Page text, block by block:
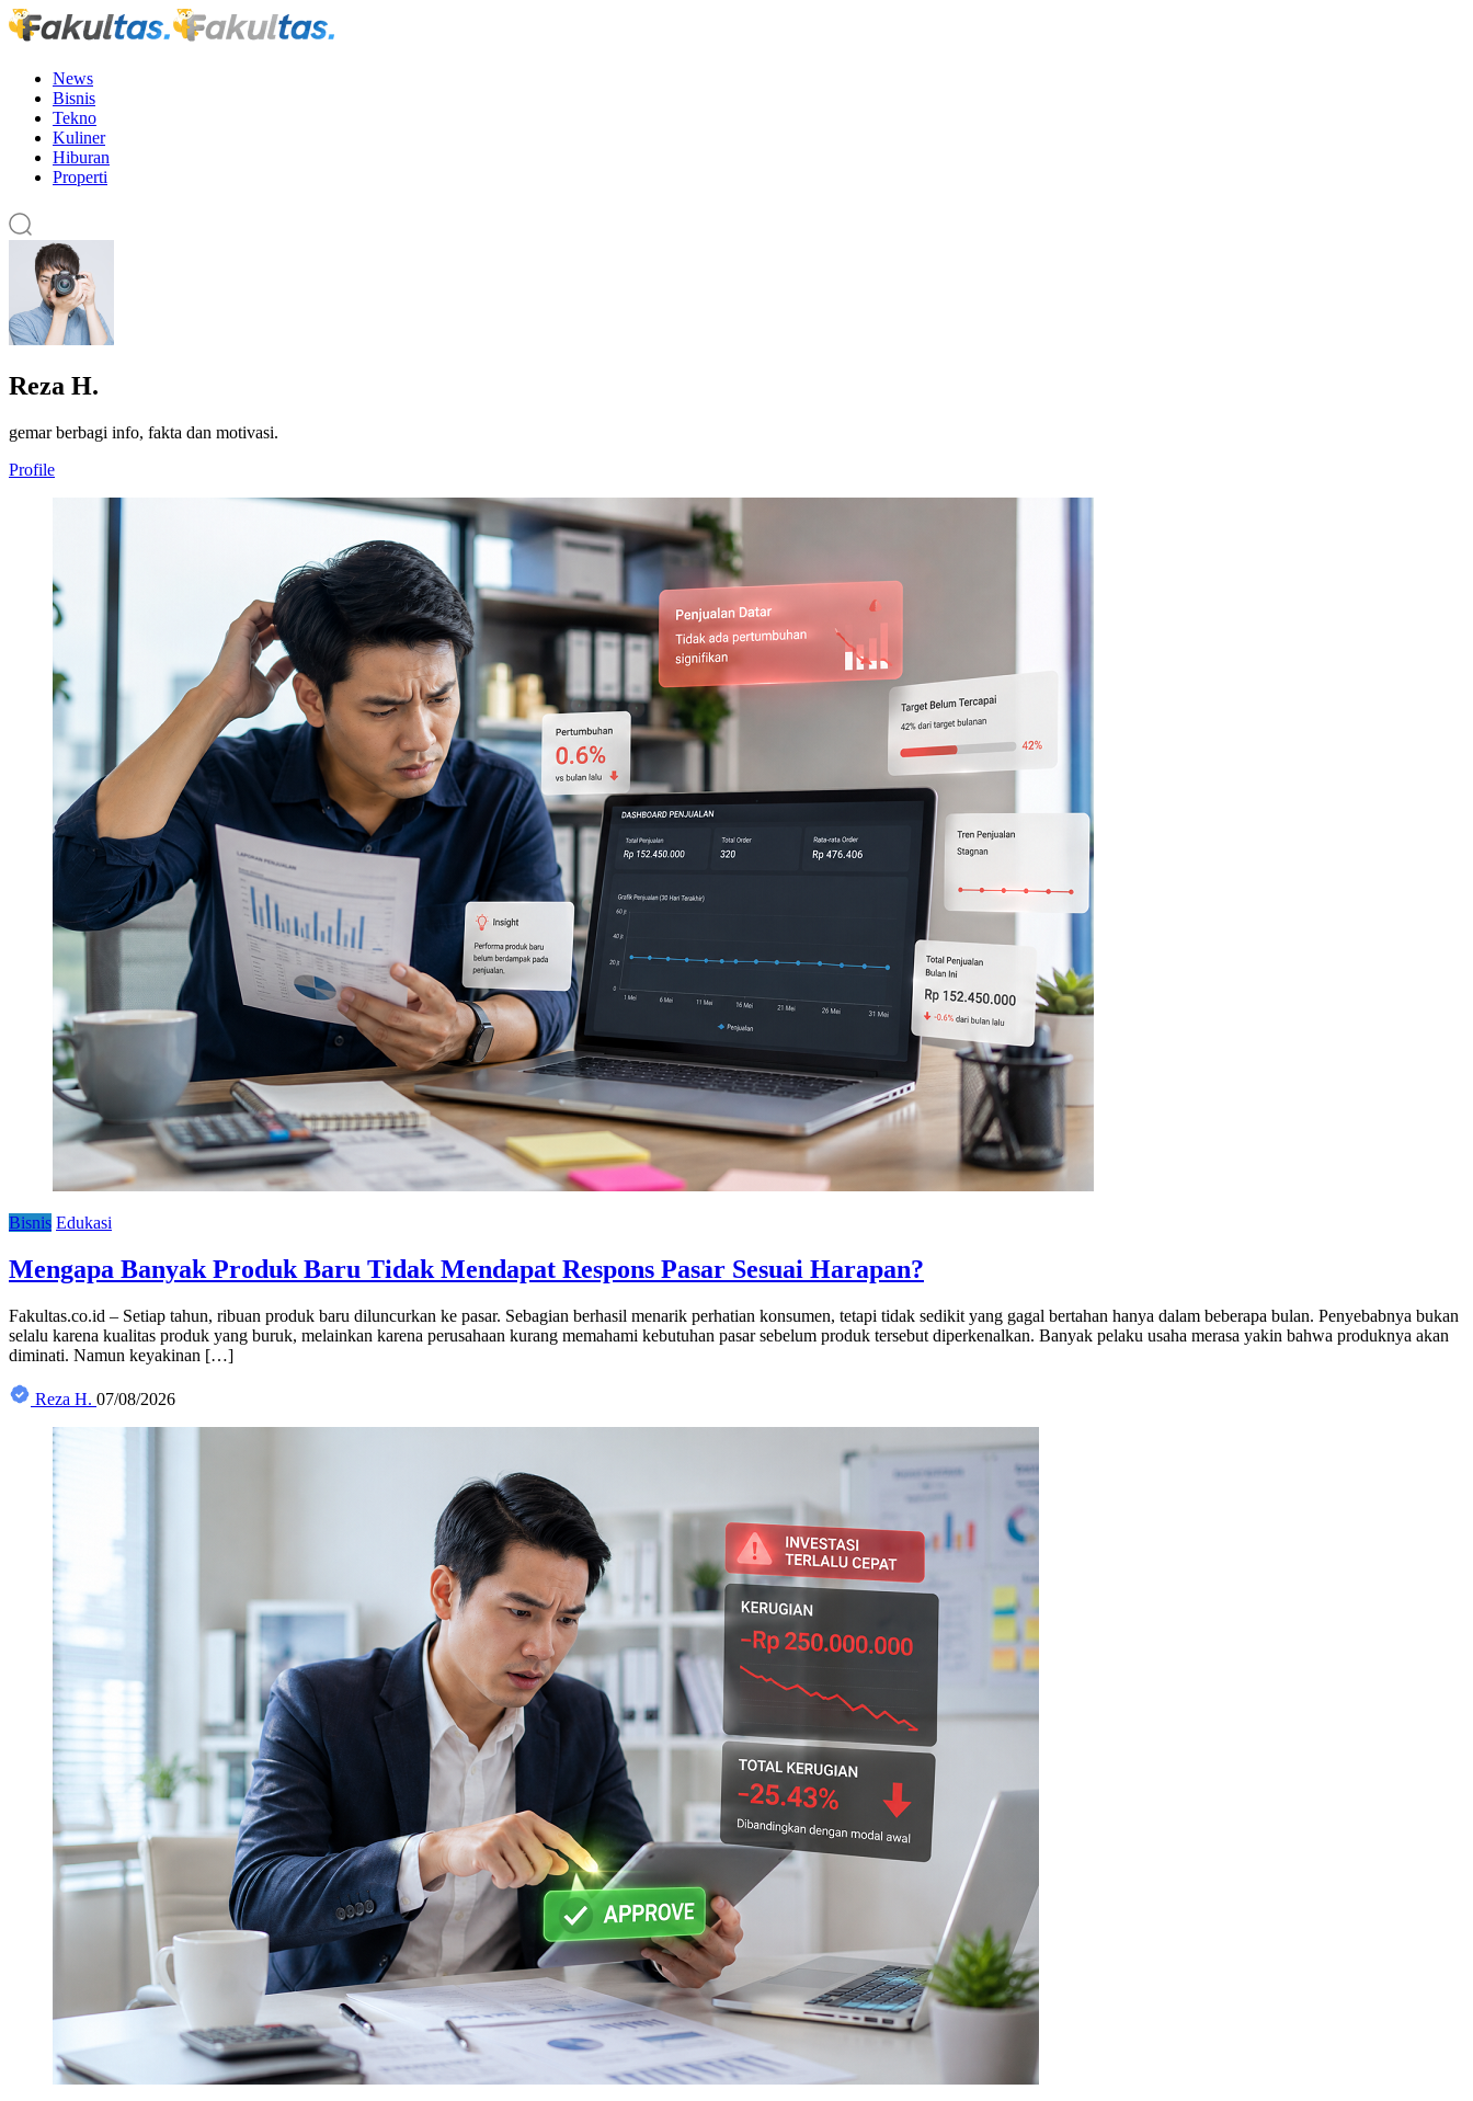
News
Bisnis
Tekno
Kuliner
Hiburan
Properti
Reza H.
gemar berbagi info, fakta dan motivasi.
Profile
Bisnis Edukasi
Mengapa Banyak Produk Baru Tidak Mendapat Respons Pasar Sesuai Harapan?
Fakultas.co.id – Setiap tahun, ribuan produk baru diluncurkan ke pasar. Sebagian berhasil menarik perhatian konsumen, tetapi tidak sedikit yang gagal bertahan hanya dalam beberapa bulan. Penyebabnya bukan
selalu karena kualitas produk yang buruk, melainkan karena perusahaan kurang memahami kebutuhan pasar sebelum produk tersebut diperkenalkan. Banyak pelaku usaha merasa yakin bahwa produknya akan
diminati. Namun keyakinan […]
Reza H. 07/08/2026